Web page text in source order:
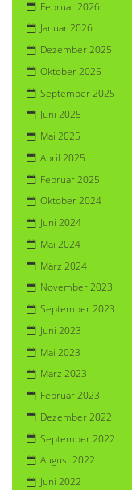
Februar 2026
Januar 2026
Dezember 2025
Oktober 2025
September 2025
Juni 2025
Mai 2025
April 2025
Februar 2025
Oktober 2024
Juni 2024
Mai 2024
März 2024
November 2023
September 2023
Juni 2023
Mai 2023
März 2023
Februar 2023
Dezember 2022
September 2022
August 2022
Juni 2022